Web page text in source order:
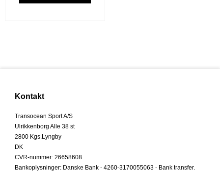
Kontakt
Transocean Sport A/S
Ulrikkenborg Alle 38 st
2800 Kgs.Lyngby
DK
CVR-nummer: 26658608
Bankoplysninger: Danske Bank - 4260-3170055063 - Bank transfer.